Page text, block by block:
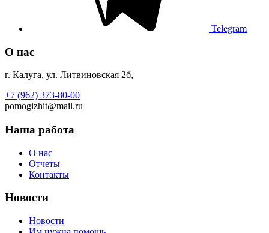
Telegram
О нас
г. Калуга, ул. Литвиновская 2б,
+7 (962) 373-80-00
pomogizhit@mail.ru
Наша работа
О нас
Отчеты
Контакты
Новости
Новости